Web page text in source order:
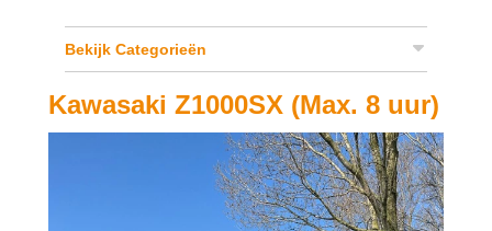
Bekijk Categorieën
Kawasaki Z1000SX (Max. 8 uur)